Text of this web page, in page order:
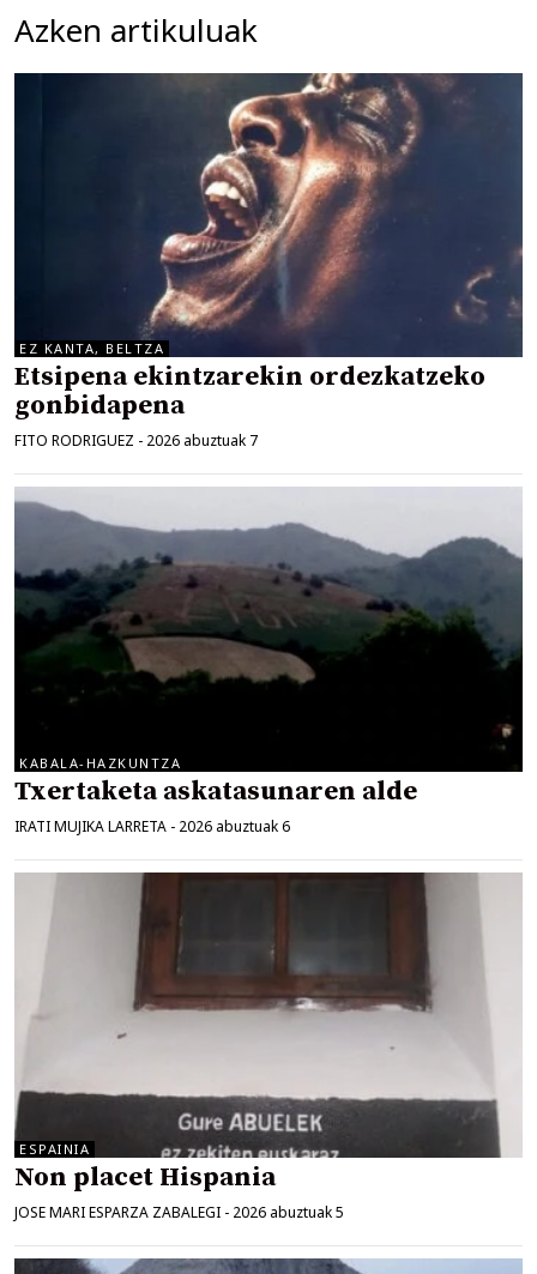
Azken artikuluak
EZ KANTA, BELTZA
Etsipena ekintzarekin ordezkatzeko
gonbidapena
FITO RODRIGUEZ - 2026 abuztuak 7
KABALA-HAZKUNTZA
Txertaketa askatasunaren alde
IRATI MUJIKA LARRETA - 2026 abuztuak 6
ESPAINIA
Non placet Hispania
JOSE MARI ESPARZA ZABALEGI - 2026 abuztuak 5